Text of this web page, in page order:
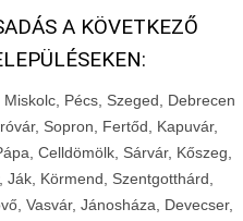
szonyegtisztito.net
stratégiai tervrajz
útjáról, bemutatva az utat a
a virágzó vállalkozásig
os növekedéssel.
átalakulási történet
Szemhéjplasztika
150%-
módszerek a páciensek
és elkötelezettségének
Egy 150%-os
esettanulmány gyakorlati
AI Google Ads és
Kezelés +
A KÖVETKEZŐ
Pécs, Szeged, Debrecen
Sopron, Fertőd, Kapuvár,
Celldömölk, Sárvár, Kőszeg,
Ják, Körmend, Szentgotthárd,
Vasvár, Jánosháza, Devecser,